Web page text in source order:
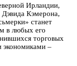
Ирландии,
Кэмерона,
станет
в любых его
торговых
экономиками –